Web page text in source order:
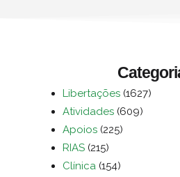
Libertações (1627)
Atividades (609)
Apoios (225)
RIAS (215)
Clínica (154)